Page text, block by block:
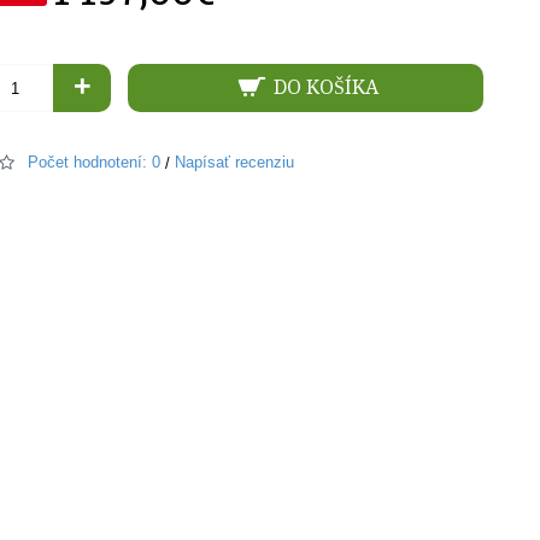
+ DO KOŠÍKA
Počet hodnotení: 0 / Napísať recenziu